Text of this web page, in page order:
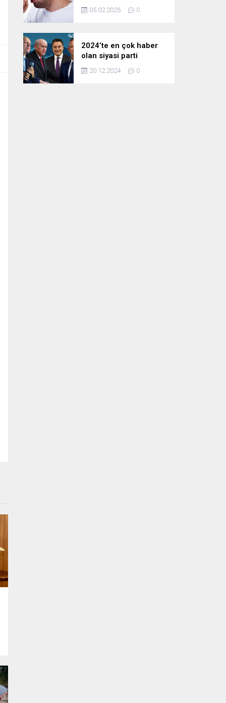
ve çabuk balgam
söktürücü kür!
05.02.2025 0
2024’te en çok haber
olan siyasi parti
liderleri! Zirvedeki isim
fark attı
20.12.2024 0